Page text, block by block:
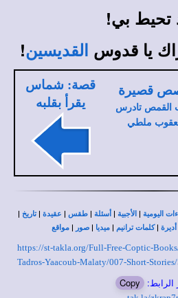
تحيط بي!
يا قدوس
القديسين!
قصيرة
القمص تادرس
ملطي
قصة: شماس
يقرأ بقلبه
اليومية | الأجبية | أسئلة | طقس | عقيدة |تاريخ |
أديرة |كلمات ترانيم | ميديا | صور | مواقع
https://st-takla.org/Full-Free-Coptic-
Tadros-Yaacoub-Malaty/007-Short-
Copy